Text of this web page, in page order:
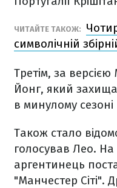
ЧИТАЙТЕ ТАКОЖ:
символічній
Третім, за
Йонг, який
в минулому
Також стало
голосував Лео.
аргентинець
"Манчестер Сіті".